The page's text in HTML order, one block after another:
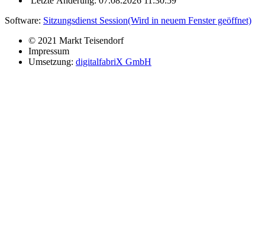
Software: Sitzungsdienst Session(Wird in neuem Fenster geöffnet)
© 2021 Markt Teisendorf
Impressum
Umsetzung: digitalfabriX GmbH